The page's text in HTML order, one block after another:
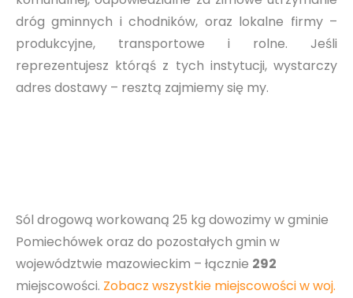
dróg gminnych i chodników, oraz lokalne firmy –
produkcyjne, transportowe i rolne. Jeśli
reprezentujesz którąś z tych instytucji, wystarczy
adres dostawy – resztą zajmiemy się my.
Sól drogową workowaną 25 kg dowozimy w gminie
Pomiechówek oraz do pozostałych gmin w
województwie mazowieckim – łącznie 292
miejscowości. Zobacz wszystkie miejscowości w woj.